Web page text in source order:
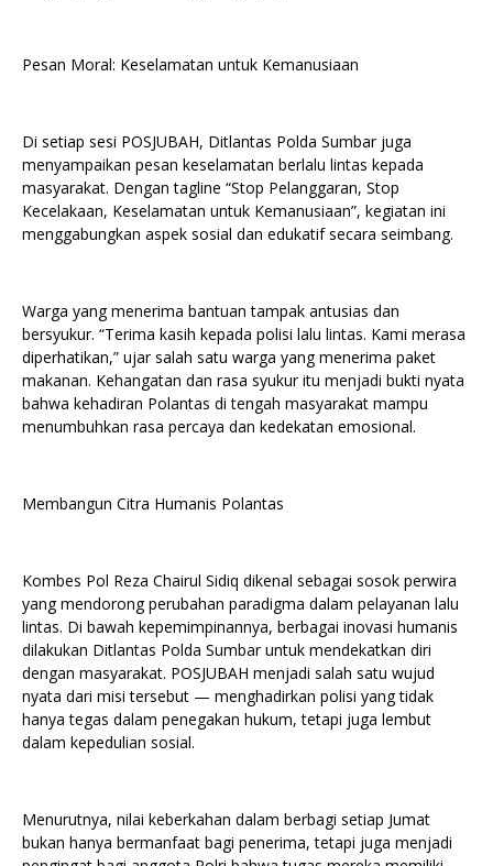
Pesan Moral: Keselamatan untuk Kemanusiaan
Di setiap sesi POSJUBAH, Ditlantas Polda Sumbar juga
menyampaikan pesan keselamatan berlalu lintas kepada
masyarakat. Dengan tagline “Stop Pelanggaran, Stop
Kecelakaan, Keselamatan untuk Kemanusiaan”, kegiatan ini
menggabungkan aspek sosial dan edukatif secara seimbang.
Warga yang menerima bantuan tampak antusias dan
bersyukur. “Terima kasih kepada polisi lalu lintas. Kami merasa
diperhatikan,” ujar salah satu warga yang menerima paket
makanan. Kehangatan dan rasa syukur itu menjadi bukti nyata
bahwa kehadiran Polantas di tengah masyarakat mampu
menumbuhkan rasa percaya dan kedekatan emosional.
Membangun Citra Humanis Polantas
Kombes Pol Reza Chairul Sidiq dikenal sebagai sosok perwira
yang mendorong perubahan paradigma dalam pelayanan lalu
lintas. Di bawah kepemimpinannya, berbagai inovasi humanis
dilakukan Ditlantas Polda Sumbar untuk mendekatkan diri
dengan masyarakat. POSJUBAH menjadi salah satu wujud
nyata dari misi tersebut — menghadirkan polisi yang tidak
hanya tegas dalam penegakan hukum, tetapi juga lembut
dalam kepedulian sosial.
Menurutnya, nilai keberkahan dalam berbagi setiap Jumat
bukan hanya bermanfaat bagi penerima, tetapi juga menjadi